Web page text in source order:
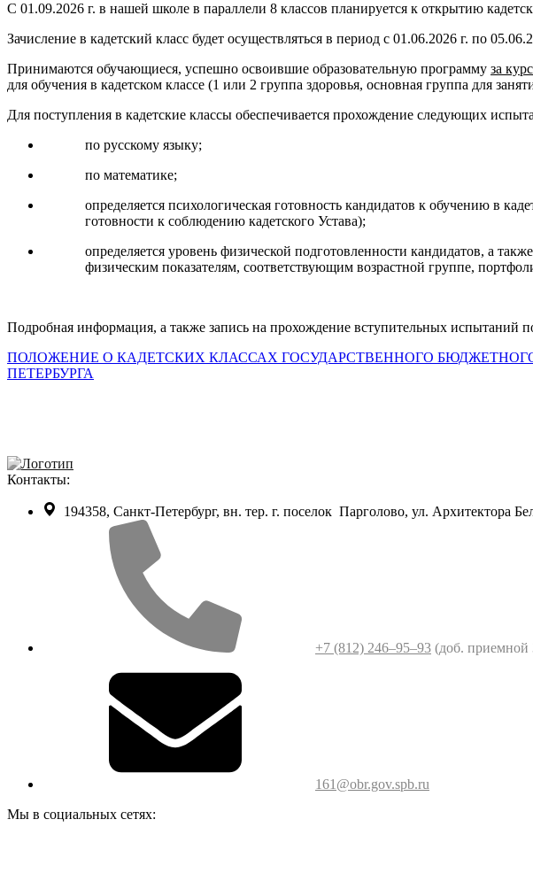
С 01.09.2026 г. в нашей школе в параллели 8 классов планируется к открытию
Зачисление в кадетский класс будет осуществляться в период с 01.06.2026 г. по
Принимаются обучающиеся, успешно освоившие образовательную программу за
для обучения в кадетском классе (1 или 2 группа здоровья, основная группа для
Для поступления в кадетские классы обеспечивается прохождение следующих
по русскому языку;
по математике;
определяется психологическая готовность кандидатов к обучению в
готовности к соблюдению кадетского Устава);
определяется уровень физической подготовленности кандидатов, а
физическим показателям, соответствующим возрастной группе,
Подробная информация, а также запись на прохождение вступительных испытаний
ПОЛОЖЕНИЕ О КАДЕТСКИХ КЛАССАХ ГОСУДАРСТВЕННОГО
ПЕТЕРБУРГА
Контакты:
194358, Санкт-Петербург, вн. тер. г. поселок Парголово, ул. Архитектора
+7 (812) 246‒95‒93 (доб. приемной
161@obr.gov.spb.ru
Мы в социальных сетях: